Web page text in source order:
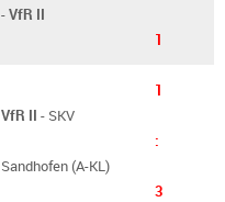
-VfR II
1
VfR II - SKV
Sandhofen (A-KL)
1
:
3